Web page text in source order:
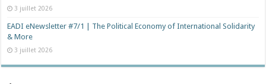
3 juillet 2026
EADI eNewsletter #7/1 | The Political Economy of International Solidarity
& More
3 juillet 2026